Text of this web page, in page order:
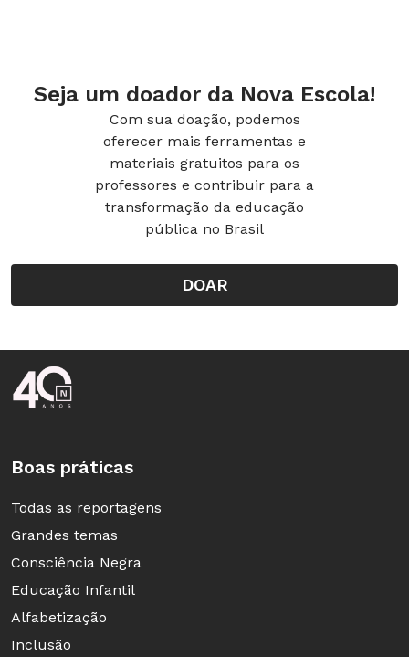
Seja um doador da Nova Escola!
Com sua doação, podemos
oferecer mais ferramentas e
materiais gratuitos para os
professores e contribuir para a
transformação da educação
pública no Brasil
DOAR
Rodapé da Nova Escola
Boas práticas
Todas as reportagens
Grandes temas
Consciência Negra
Educação Infantil
Alfabetização
Inclusão